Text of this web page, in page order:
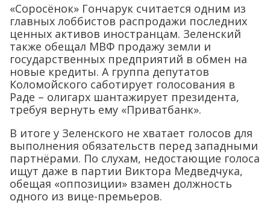
«Соросёнок» Гончарук считается одним из
главных лоббистов распродажи последних
ценных активов иностранцам. Зеленский
также обещал МВФ продажу земли и
государственных предприятий в обмен на
новые кредиты. А группа депутатов
Коломойского саботирует голосования в
Раде – олигарх шантажирует президента,
требуя вернуть ему «Приватбанк».
В итоге у Зеленского не хватает голосов для
выполнения обязательств перед западными
партнёрами. По слухам, недостающие голоса
ищут даже в партии Виктора Медведчука,
обещая «оппозиции» взамен должность
одного из вице-премьеров.